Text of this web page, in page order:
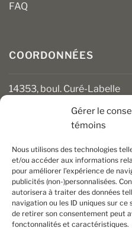
Gérer le
témoins
Nous utilisons des technologies
et/ou accéder aux informations
pour améliorer l’expérience de
publicités (non-)personnalisées.
autorisera à traiter des données
navigation ou les ID uniques sur
de retirer son consentement peut
fonctonnalités et caractéristiques.
FAQ
COORDONNÉES
14353, boul. Curé-Labelle
HEURES
Lundi au vendredi : 6 h 30 à
Samedi : 8 h à 17 h
Dimanche : Fermé